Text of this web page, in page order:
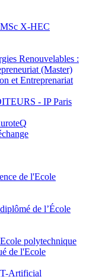
X-HEC
Renouvelables :
(Master)
et Entreprenariat
- IP Paris
de l'Ecole
de l’École
polytechnique
de l'Ecole
Artificial